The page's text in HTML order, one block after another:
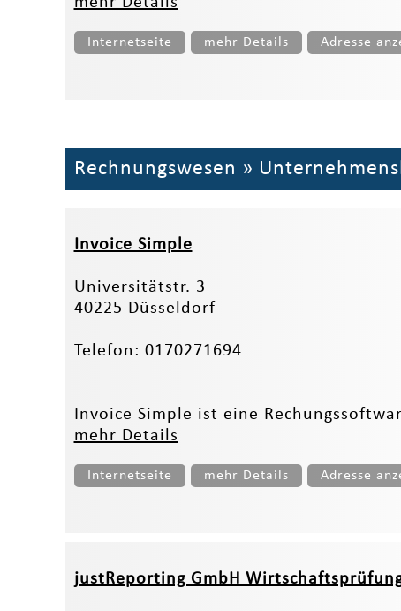
Internetseite mehr Details Adresse
Rechnungswesen »
Invoice Simple
Universitätstr. 3
40225 Düsseldorf
Telefon: 0170271694
Invoice Simple ist eine
mehr Details
Internetseite mehr Details Adresse
justReporting GmbH